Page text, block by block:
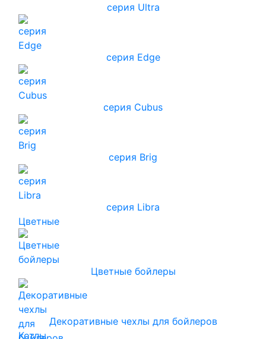
серия Ultra
серия Edge
серия Cubus
серия Brig
серия Libra
Цветные
Цветные бойлеры
Декоративные чехлы для бойлеров
Котлы